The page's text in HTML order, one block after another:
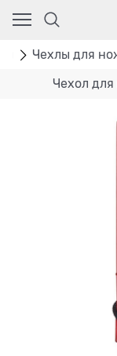
Чехлы для
Чехол
Ваш город -
угадали?
ДА НЕТ